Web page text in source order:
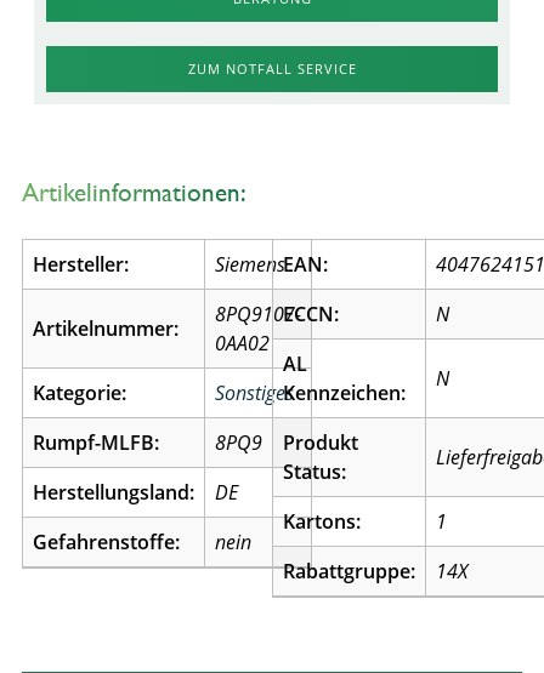
ZUM NOTFALL SERVICE
Artikelinformationen:
Hersteller: Siemens
Artikelnummer:
8PQ9107-
0AA02
Kategorie:
Sonstiges
Rumpf-MLFB:
8PQ9
Herstellungsland:
DE
Gefahrenstoffe:
nein
EAN:
ECCN:
N
AL
Kennzeichen:
N
Produkt
Status:
Kartons:
1
Rabattgruppe:
14X